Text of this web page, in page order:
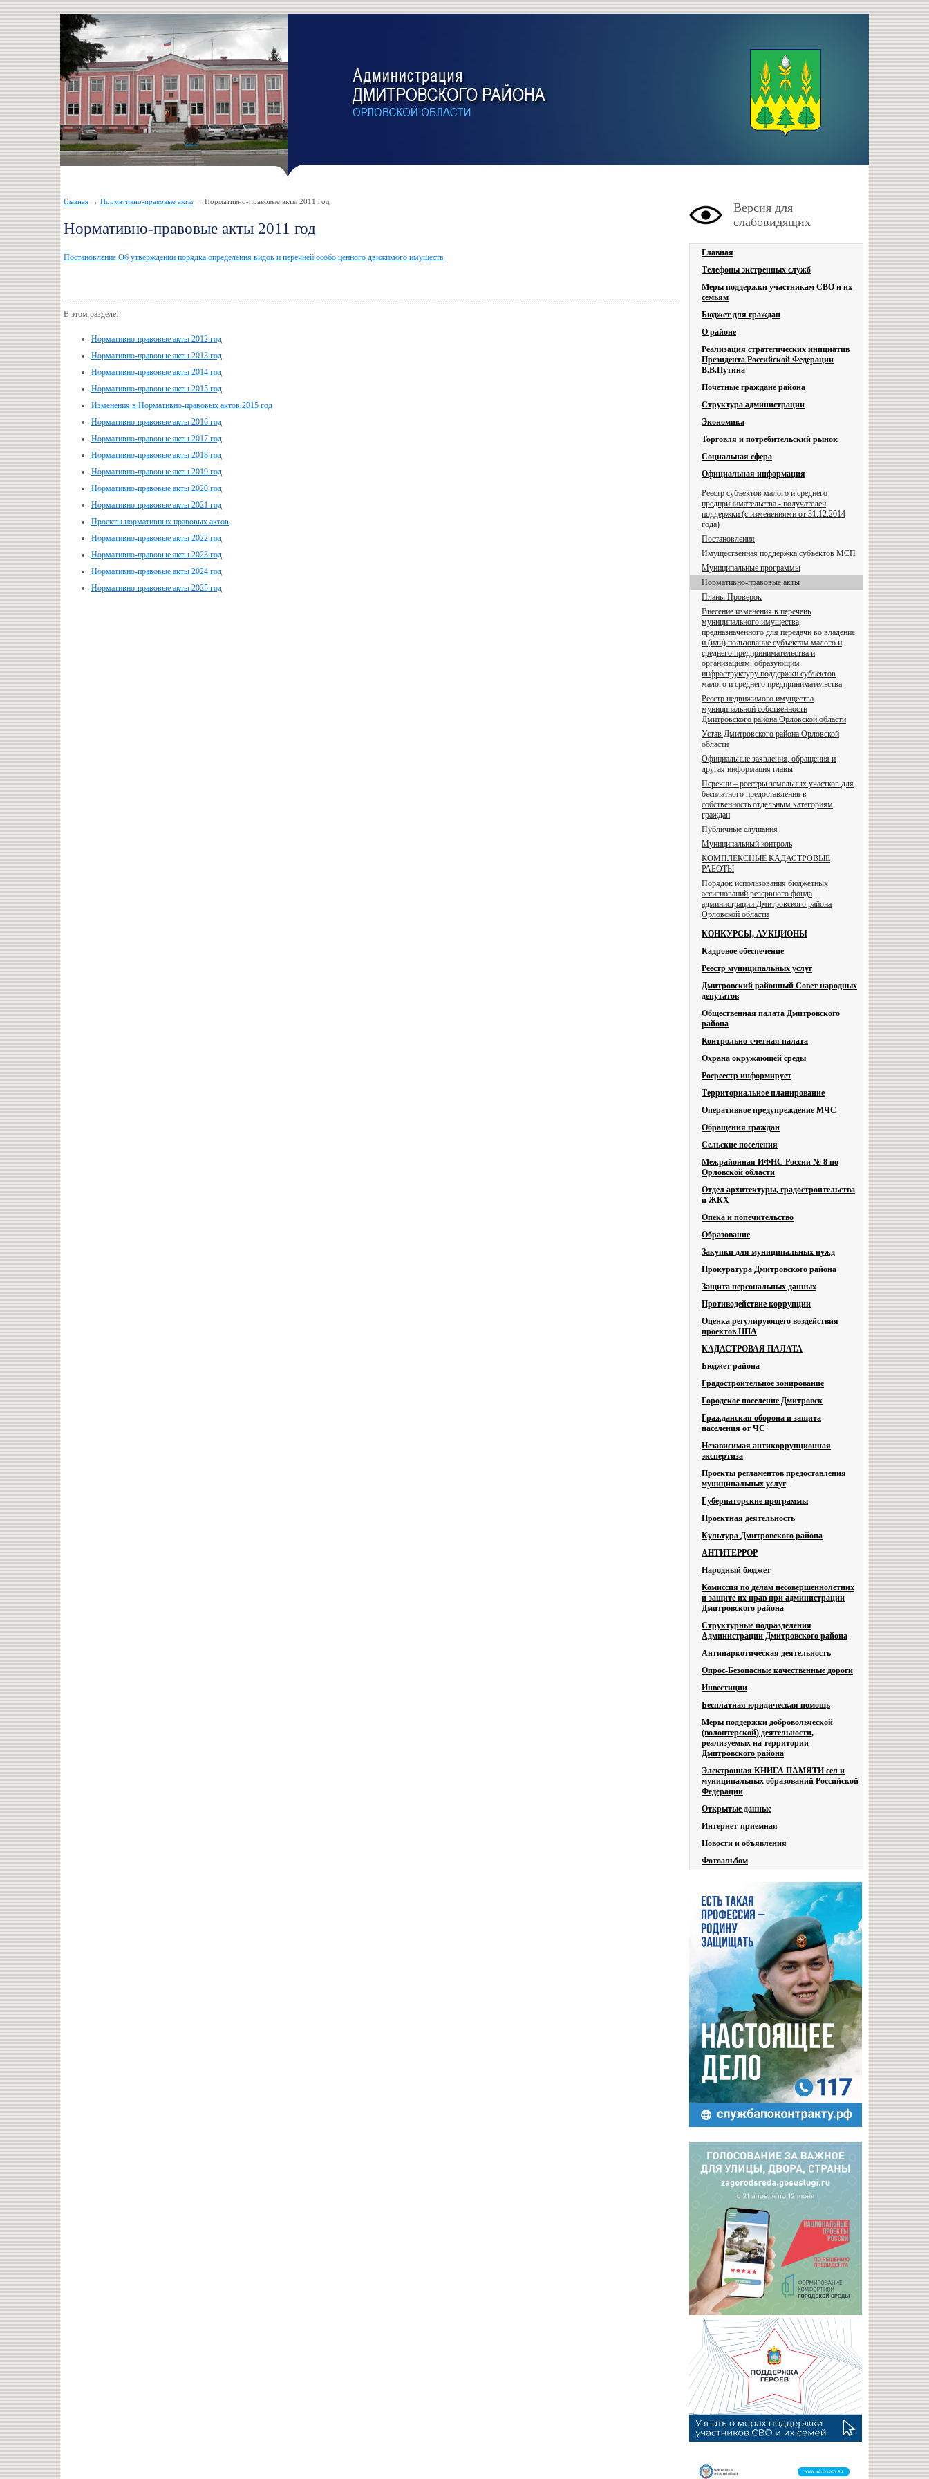
Главная → Нормативно-правовые акты → Нормативно-правовые акты 2011 год
Нормативно-правовые акты 2011 год
Постановление Об утверждении порядка определения видов и перечней особо ценного движимого имуществ
В этом разделе:
Нормативно-правовые акты 2012 год
Нормативно-правовые акты 2013 год
Нормативно-правовые акты 2014 год
Нормативно-правовые акты 2015 год
Изменения в Нормативно-правовых актов 2015 год
Нормативно-правовые акты 2016 год
Нормативно-правовые акты 2017 год
Нормативно-правовые акты 2018 год
Нормативно-правовые акты 2019 год
Нормативно-правовые акты 2020 год
Нормативно-правовые акты 2021 год
Проекты нормативных правовых актов
Нормативно-правовые акты 2022 год
Нормативно-правовые акты 2023 год
Нормативно-правовые акты 2024 год
Нормативно-правовые акты 2025 год
Версия для
слабовидящих
Главная
Телефоны экстренных служб
Меры поддержки участникам СВО и их
семьям
Бюджет для граждан
О районе
Реализация стратегических инициатив
Президента Российской Федерации
В.В.Путина
Почетные граждане района
Структура администрации
Экономика
Торговля и потребительский рынок
Социальная сфера
Официальная информация
Реестр субъектов малого и среднего
предпринимательства - получателей
поддержки (с изменениями от 31.12.2014
года)
Постановления
Имущественная поддержка субъектов МСП
Муниципальные программы
Нормативно-правовые акты
Планы Проверок
Внесение изменения в перечень
муниципального имущества,
предназначенного для передачи во владение
и (или) пользование субъектам малого и
среднего предпринимательства и
организациям, образующим
инфраструктуру поддержки субъектов
малого и среднего предпринимательства
Реестр недвижимого имущества
муниципальной собственности
Дмитровского района Орловской области
Устав Дмитровского района Орловской
области
Официальные заявления, обращения и
другая информация главы
Перечни – реестры земельных участков для
бесплатного предоставления в
собственность отдельным категориям
граждан
Публичные слушания
Муниципальный контроль
КОМПЛЕКСНЫЕ КАДАСТРОВЫЕ
РАБОТЫ
Порядок использования бюджетных
ассигнований резервного фонда
администрации Дмитровского района
Орловской области
КОНКУРСЫ, АУКЦИОНЫ
Кадровое обеспечение
Реестр муниципальных услуг
Дмитровский районный Совет народных
депутатов
Общественная палата Дмитровского
района
Контрольно-счетная палата
Охрана окружающей среды
Росреестр информирует
Территориальное планирование
Оперативное предупреждение МЧС
Обращения граждан
Сельские поселения
Межрайонная ИФНС России № 8 по
Орловской области
Отдел архитектуры, градостроительства
и ЖКХ
Опека и попечительство
Образование
Закупки для муниципальных нужд
Прокуратура Дмитровского района
Защита персональных данных
Противодействие коррупции
Оценка регулирующего воздействия
проектов НПА
КАДАСТРОВАЯ ПАЛАТА
Бюджет района
Градостроительное зонирование
Городское поселение Дмитровск
Гражданская оборона и защита
населения от ЧС
Независимая антикоррупционная
экспертиза
Проекты регламентов предоставления
муниципальных услуг
Губернаторские программы
Проектная деятельность
Культура Дмитровского района
АНТИТЕРРОР
Народный бюджет
Комиссия по делам несовершеннолетних
и защите их прав при администрации
Дмитровского района
Структурные подразделения
Администрации Дмитровского района
Антинаркотическая деятельность
Опрос-Безопасные качественные дороги
Инвестиции
Бесплатная юридическая помощь
Меры поддержки добровольческой
(волонтерской) деятельности,
реализуемых на территории
Дмитровского района
Электронная КНИГА ПАМЯТИ сел и
муниципальных образований Российской
Федерации
Открытые данные
Интернет-приемная
Новости и объявления
Фотоальбом